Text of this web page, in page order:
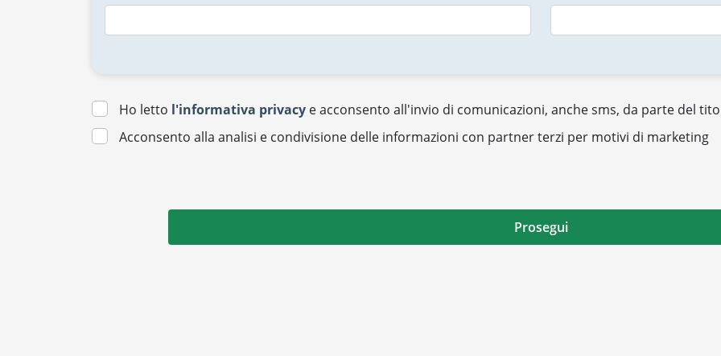
Ho letto l'informativa privacy e acconsento all'invio di comunicazioni, anche sms, da parte del
Acconsento alla analisi e condivisione delle informazioni con partner terzi per motivi di marketing